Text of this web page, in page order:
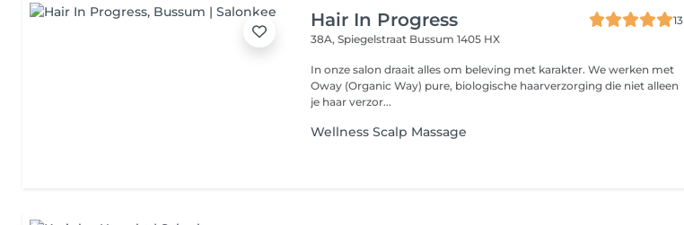
Hair In Progress
13
38A, Spiegelstraat Bussum 1405 HX
In onze salon draait alles om beleving met karakter. We werken met
Oway (Organic Way) pure, biologische haarverzorging die niet alleen
je haar verzor...
Wellness Scalp Massage